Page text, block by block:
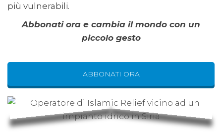
più vulnerabili.
Abbonati ora e cambia il mondo con un
piccolo gesto
ABBONATI ORA